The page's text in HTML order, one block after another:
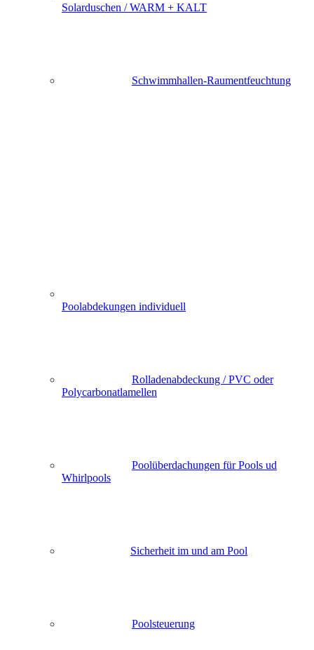
Solarduschen / WARM + KALT
Schwimmhallen-Raumentfeuchtung
Poolabdekungen individuell
Rolladenabdeckung / PVC oder
Polycarbonatlamellen
Poolüberdachungen für Pools ud
Whirlpools
Sicherheit im und am Pool
Poolsteuerung